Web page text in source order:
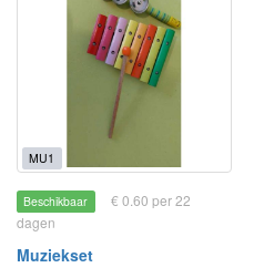
MU1
Beschikbaar
€ 0.60 per 22
dagen
Muziekset